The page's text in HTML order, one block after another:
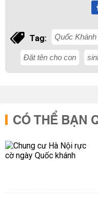
Tag: Quốc Khánh
Đặt tên cho con
CÓ THỂ BẠN